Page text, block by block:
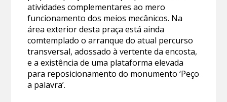
atividades complementares ao mero
funcionamento dos meios mecânicos. Na
área exterior desta praça está ainda
comtemplado o arranque do atual percurso
transversal, adossado à vertente da encosta,
e a existência de uma plataforma elevada
para reposicionamento do monumento ‘Peço
a palavra’.